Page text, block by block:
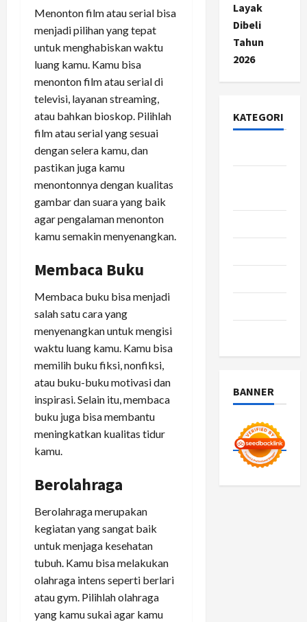
Menonton film atau serial bisa
menjadi pilihan yang tepat
untuk menghabiskan waktu
luang kamu. Kamu bisa
menonton film atau serial di
televisi, layanan streaming,
atau bahkan bioskop. Pilihlah
film atau serial yang sesuai
dengan selera kamu, dan
pastikan juga kamu
menontonnya dengan kualitas
gambar dan suara yang baik
agar pengalaman menonton
kamu semakin menyenangkan.
Membaca Buku
Membaca buku bisa menjadi
salah satu cara yang
menyenangkan untuk mengisi
waktu luang kamu. Kamu bisa
memilih buku fiksi, nonfiksi,
atau buku-buku motivasi dan
inspirasi. Selain itu, membaca
buku juga bisa membantu
meningkatkan kualitas tidur
kamu.
Berolahraga
Berolahraga merupakan
kegiatan yang sangat baik
untuk menjaga kesehatan
tubuh. Kamu bisa melakukan
olahraga intens seperti berlari
atau gym. Pilihlah olahraga
yang kamu sukai agar kamu
Layak
Dibeli
Tahun
2026
KATEGORI
BANNER